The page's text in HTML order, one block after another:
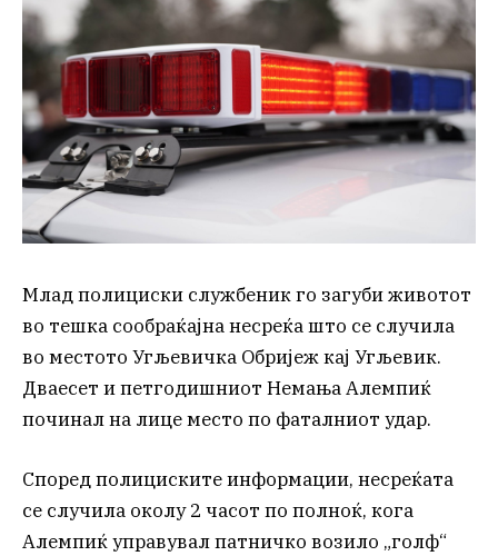
Млад полициски службеник го загуби животот
во тешка сообраќајна несреќа што се случила
во местото Угљевичка Обријеж кај Угљевик.
Дваесет и петгодишниот Немања Алемпиќ
починал на лице место по фаталниот удар.
Според полициските информации, несреќата
се случила околу 2 часот по полноќ, кога
Алемпиќ управувал патничко возило „голф“